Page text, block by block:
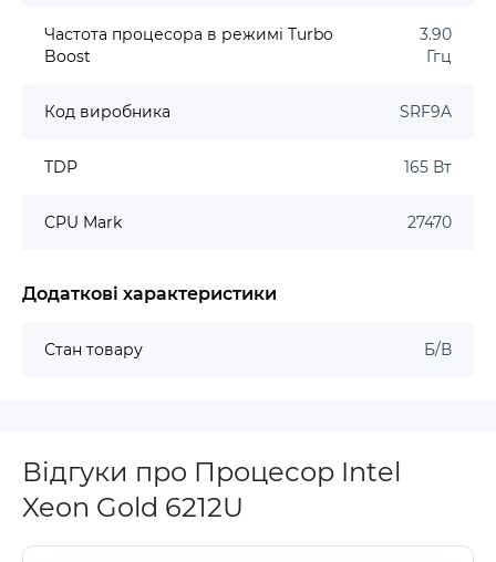
Частота процесора в режимі Turbo
Boost
3.90
Ггц
Код виробника SRF9A
TDP 165 Вт
CPU Mark 27470
Додаткові характеристики
Стан товару Б/В
Відгуки про Процесор Intel
Xeon Gold 6212U